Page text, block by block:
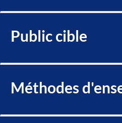
Public cible
Méthodes